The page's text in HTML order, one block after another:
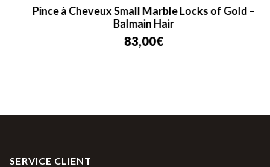
Pince à Cheveux Small Marble Locks of Gold –
Balmain Hair
83,00€
SERVICE CLIENT